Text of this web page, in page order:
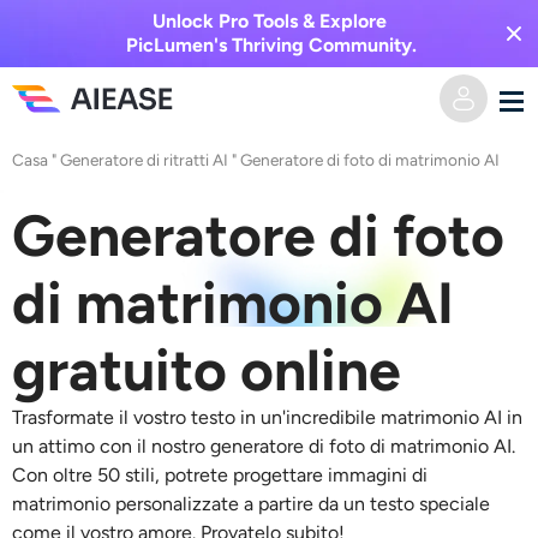
Unlock Pro Tools & Explore
PicLumen's Thriving Community.
Casa
AI Video
Da testo a video
Da immagine a video
Effetti video
Generatore di baci AI
Effetti video
Immagine AI
Da immagine a immagine
Da testo a immagine
Strumenti di intelligenza artificiale
Editor e creatore di foto
Prezzi
Casa "Generatore di ritratti AI "Generatore di foto di matrimonio AI
Generatore di foto
di matrimonio AI
gratuito online
Trasformate il vostro testo in un'incredibile matrimonio AI in
un attimo con il nostro generatore di foto di matrimonio AI.
Con oltre 50 stili, potrete progettare immagini di
matrimonio personalizzate a partire da un testo speciale
come il vostro amore. Provatelo subito!